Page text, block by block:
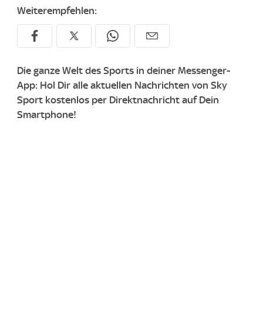
Weiterempfehlen:
Die ganze Welt des Sports in deiner Messenger-
App: Hol Dir alle aktuellen Nachrichten von Sky
Sport kostenlos per Direktnachricht auf Dein
Smartphone!